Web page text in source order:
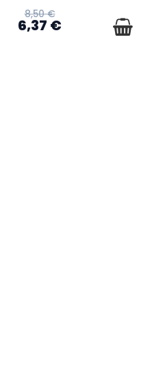
8,50 €
6,37 €